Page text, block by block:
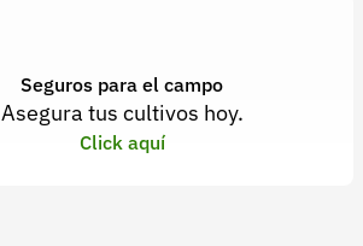
Seguros para el campo
Asegura tus cultivos hoy.
Click aquí